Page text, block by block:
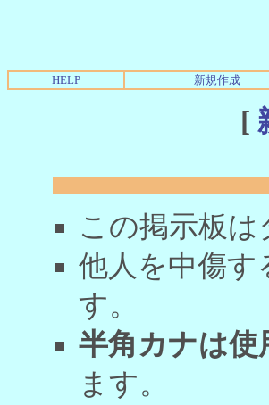
HELP 新規作成
[
この掲示板
他人を中傷す
す。
半角カナは
ます。